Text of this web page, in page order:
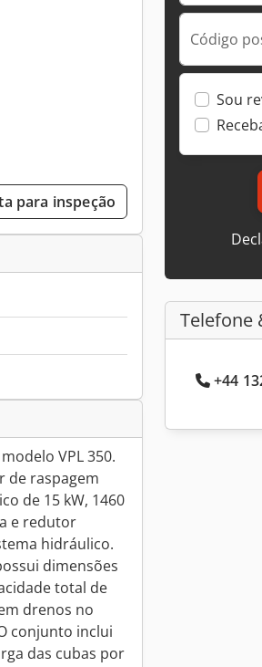
para inspeção
VPL 350.
de raspagem
de 15 kW, 1460
e redutor
hidráulico.
dimensões
total de
drenos no
conjunto inclui
das cubas por
Código
Sou
Telefone
+44